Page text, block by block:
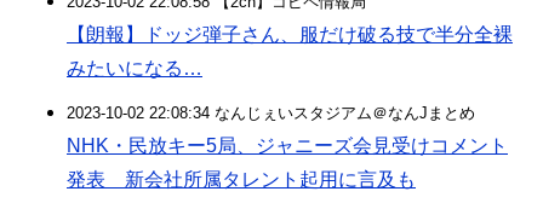
【朗報】ドッジ弾子さん、服だけ破る技で半分全裸
みたいになる…
2023-10-02 22:08:34 なんじぇいスタジアム＠なんJまとめ
NHK・民放キー5局、ジャニーズ会見受けコメント
発表 新会社所属タレント起用に言及も